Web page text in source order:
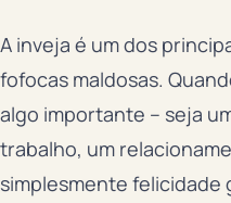
A inveja é um dos
fofocas maldosas.
algo importante – seja
trabalho, um
simplesmente felicidade